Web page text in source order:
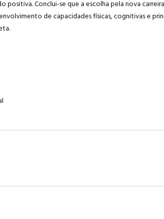
Conclui-se que a escolha pela nova
de capacidades físicas, cognitivas e